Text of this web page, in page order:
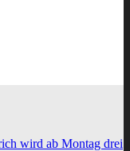
wird ab Montag drei